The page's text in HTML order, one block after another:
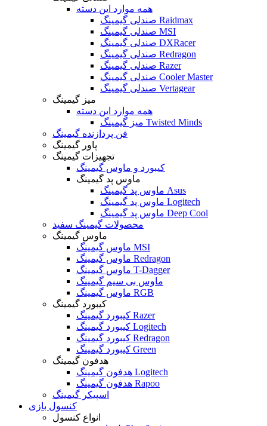
همه موارد این دسته
صندلی گیمینگ Raidmax
صندلی گیمینگ MSI
صندلی گیمینگ DXRacer
صندلی گیمینگ Redragon
صندلی گیمینگ Razer
صندلی گیمینگ Cooler Master
صندلی گیمینگ Vertagear
میز گیمینگ
همه موارد این دسته
میز گیمینگ Twisted Minds
فن پردازنده گیمینگ
پاور گیمینگ
تجهیزات گیمینگ
کیبورد و ماوس گیمینگ
ماوس پد گیمینگ
ماوس پد گیمینگ Asus
ماوس پد گیمینگ Logitech
ماوس پد گیمینگ Deep Cool
محصولات گیمینگ سفید
ماوس گیمینگ
ماوس گیمینگ MSI
ماوس گیمینگ Redragon
ماوس گیمینگ T-Dagger
ماوس بی سیم گیمینگ
ماوس گیمینگ RGB
کیبورد گیمینگ
کیبورد گیمینگ Razer
کیبورد گیمینگ Logitech
کیبورد گیمینگ Redragon
کیبورد گیمینگ Green
هدفون گیمینگ
هدفون گیمینگ Logitech
هدفون گیمینگ Rapoo
اسپیکر گیمینگ
کنسول بازی
انواع کنسول